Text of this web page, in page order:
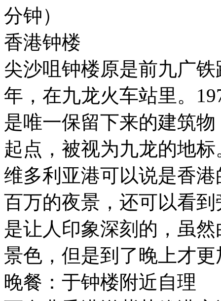
分钟）
香港钟楼
尖沙咀钟楼原是前九广
年，在九龙火车站里。
是唯一保留下来的建筑
起点，被视为九龙的地标
维多利亚港可以说是香
百万的夜景，还可以看
是让人印象深刻的，虽
景色，但是到了晚上才更
晚餐：于钟楼附近自理